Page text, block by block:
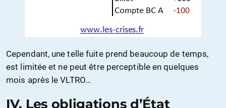
Cependant, une telle fuite prend beaucoup de temps,
est limitée et ne peut être perceptible en quelques
mois après le VLTRO…
IV. Les obligations d’État